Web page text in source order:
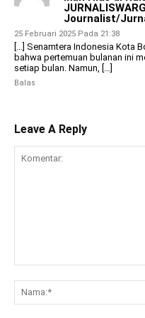
Journalist/
25 Februari 2025 Pada 21:38
[…] Senamtera Indonesia Kota
bahwa pertemuan bulanan ini
setiap bulan. Namun, […]
Balas
Leave A Reply